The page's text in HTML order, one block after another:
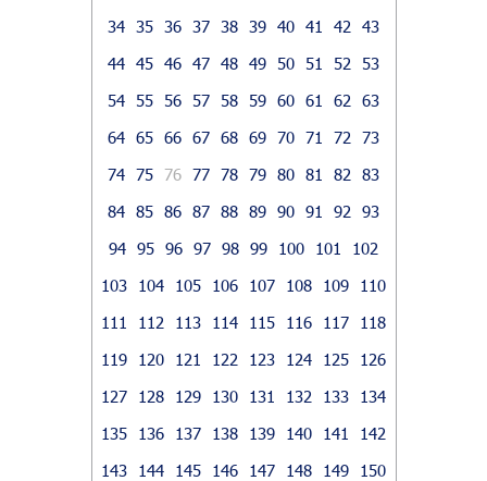
34 35 36 37 38 39 40 41 42
43
44 45 46 47 48 49 50 51 52
53
54 55 56 57 58 59 60 61 62
63
64 65 66 67 68 69 70 71 72
73
74 75 76 77 78 79 80 81 82
83
84 85 86 87 88 89 90 91 92
93
94 95 96 97 98 99 100 101
102
103
104 105 106 107 108 109
110
111
112 113 114 115 116 117
118
119
120 121 122 123 124 125
126
127
128 129 130 131 132 133
134
135
136 137 138 139 140 141
142
143
144 145 146 147 148 149
150